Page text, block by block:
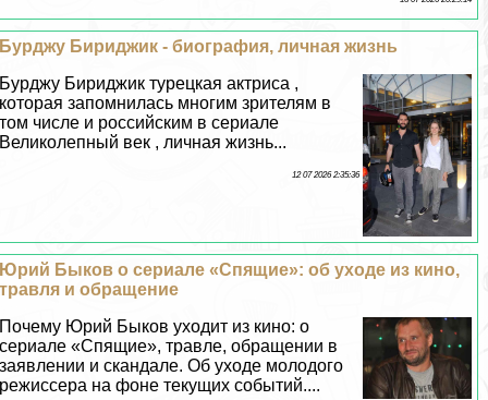
Бурджу Бириджик - биография, личная жизнь
Бурджу Бириджик турецкая актриса ,
которая запомнилась многим зрителям в
том числе и российским в сериале
Великолепный век , личная жизнь...
12 07 2026 2:35:36
Юрий Быков о сериале «Спящие»: об уходе из кино,
травля и обращение
Почему Юрий Быков уходит из кино: о
сериале «Спящие», травле, обращении в
заявлении и скандале. Об уходе молодого
режиссера на фоне текущих событий....